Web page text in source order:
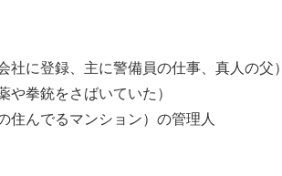
社に登録、主に警備員の仕事、真人の父）
や拳銃をさばいていた）
住んでるマンション）の管理人